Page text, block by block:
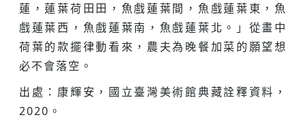
蓮，蓮葉荷田田，魚戲蓮葉間，魚戲蓮葉東，魚
戲蓮葉西，魚戲蓮葉南，魚戲蓮葉北。」從畫中
荷葉的款擺律動看來，農夫為晚餐加菜的願望想
必不會落空。
出處：康輝安，國立臺灣美術館典藏詮釋資料，
2020。